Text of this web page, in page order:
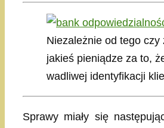
Niezależnie od tego czy
jakieś pieniądze za to,
wadliwej identyfikacji
Sprawy miały się